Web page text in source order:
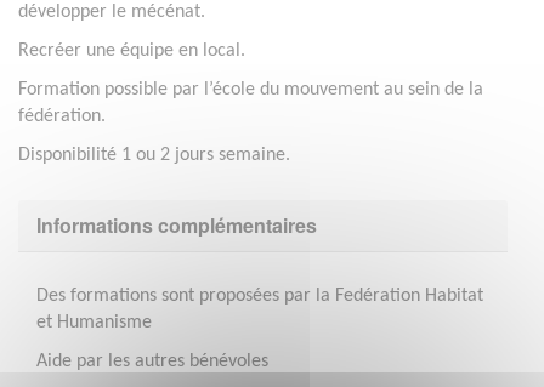
développer le mécénat.
Recréer une équipe en local.
Formation possible par l’école du mouvement au sein de la
fédération.
Disponibilité 1 ou 2 jours semaine.
Informations complémentaires
Des formations sont proposées par la Fedération Habitat
et Humanisme
Aide par les autres bénévoles